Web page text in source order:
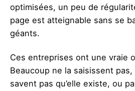
optimisées, un peu de
page est atteignable sans se
géants.
Ces entreprises ont une vraie
Beaucoup ne la saisissent pas,
savent pas qu’elle existe, ou